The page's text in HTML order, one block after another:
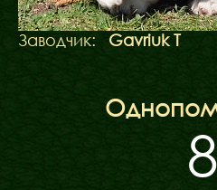
Заводчик: Gavriuk T
8